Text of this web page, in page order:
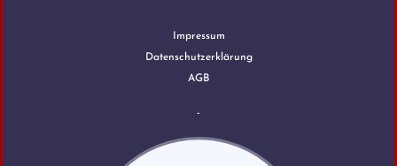
Impressum
Datenschutzerklärung
AGB
-